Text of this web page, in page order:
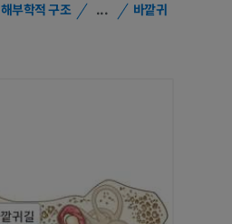
해부학적 구조 ...
바깥귀